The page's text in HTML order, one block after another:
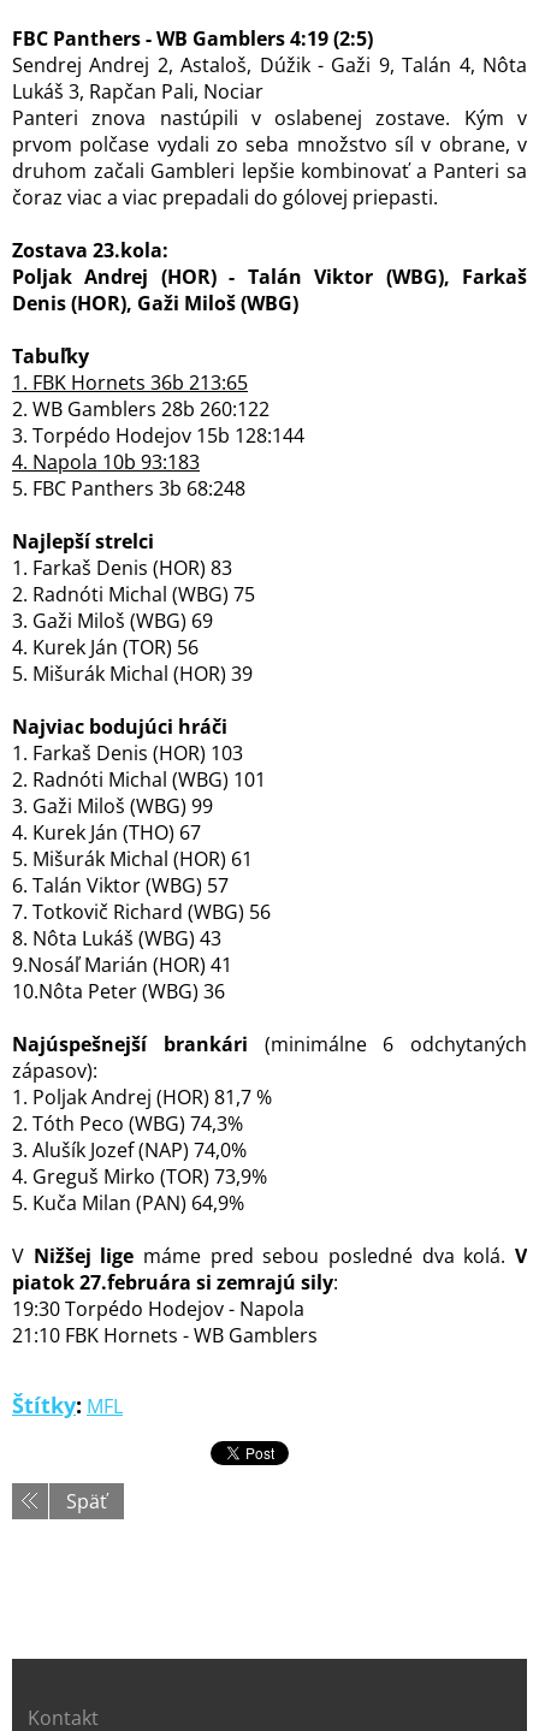
FBC Panthers - WB Gamblers 4:19 (2:5)
Sendrej Andrej 2, Astaloš, Dúžik - Gaži 9, Talán 4, Nôta
Lukáš 3, Rapčan Pali, Nociar
Panteri znova nastúpili v oslabenej zostave. Kým v
prvom polčase vydali zo seba množstvo síl v obrane, v
druhom začali Gambleri lepšie kombinovať a Panteri sa
čoraz viac a viac prepadali do gólovej priepasti.
Zostava 23.kola:
Poljak Andrej (HOR) - Talán Viktor (WBG), Farkaš
Denis (HOR), Gaži Miloš (WBG)
Tabuľky
1. FBK Hornets 36b 213:65
2. WB Gamblers 28b 260:122
3. Torpédo Hodejov 15b 128:144
4. Napola 10b 93:183
5. FBC Panthers 3b 68:248
Najlepší strelci
1. Farkaš Denis (HOR) 83
2. Radnóti Michal (WBG) 75
3. Gaži Miloš (WBG) 69
4. Kurek Ján (TOR) 56
5. Mišurák Michal (HOR) 39
Najviac bodujúci hráči
1. Farkaš Denis (HOR) 103
2. Radnóti Michal (WBG) 101
3. Gaži Miloš (WBG) 99
4. Kurek Ján (THO) 67
5. Mišurák Michal (HOR) 61
6. Talán Viktor (WBG) 57
7. Totkovič Richard (WBG) 56
8. Nôta Lukáš (WBG) 43
9.Nosáľ Marián (HOR) 41
10.Nôta Peter (WBG) 36
Najúspešnejší brankári (minimálne 6 odchytaných
zápasov):
1. Poljak Andrej (HOR) 81,7 %
2. Tóth Peco (WBG) 74,3%
3. Alušík Jozef (NAP) 74,0%
4. Greguš Mirko (TOR) 73,9%
5. Kuča Milan (PAN) 64,9%
V Nižšej lige máme pred sebou posledné dva kolá.V
piatok 27.februára si zemrajú sily:
19:30 Torpédo Hodejov - Napola
21:10 FBK Hornets - WB Gamblers
Štítky: MFL
Späť
Kontakt